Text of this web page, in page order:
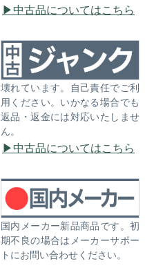
中古品についてはこちら
壊れています。自己責任でご利
用ください。いかなる場合でも
返品・返金には対応いたしませ
ん。
中古品についてはこちら
国内メーカー新品商品です。初
期不良の場合はメーカーサポー
トにお問い合わせください。